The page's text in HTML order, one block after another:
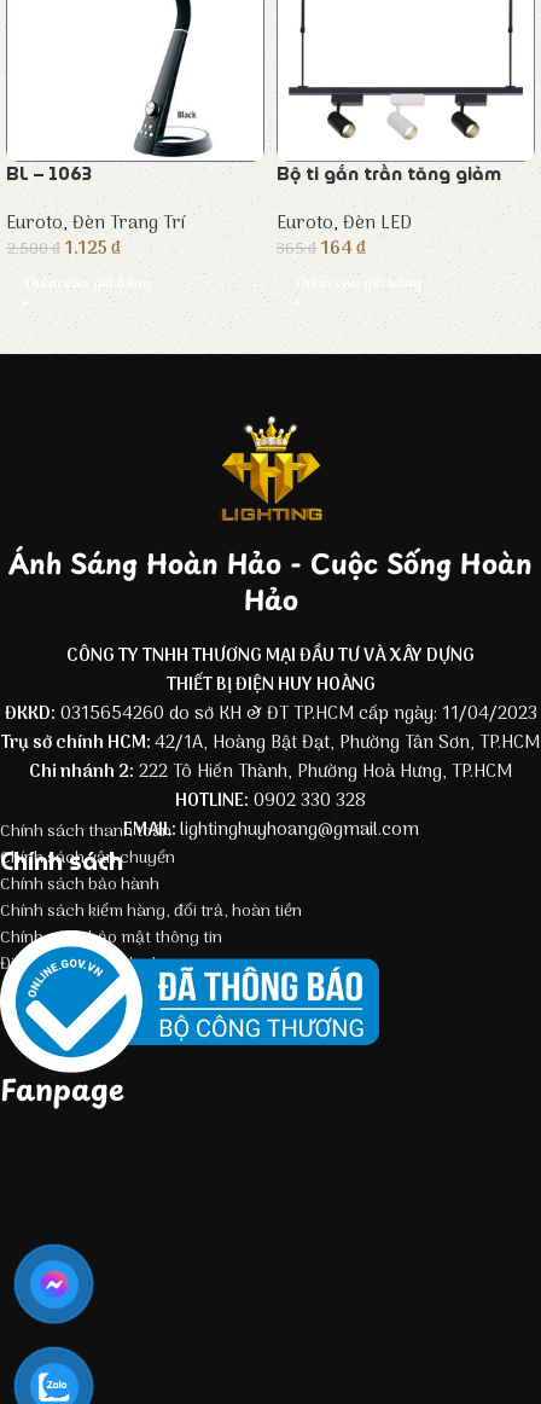
BL – 1063
Euroto,Đèn Trang Trí
2.500₫1.125₫
Thêm vào giỏ hàng
Bộ ti gắn trần tăng giảm
Euroto,Đèn LED
365₫164₫
Thêm vào giỏ hàng
Ánh Sáng Hoàn Hảo - Cuộc Sống Hoàn
Hảo
CÔNG TY TNHH THƯƠNG MẠI ĐẦU TƯ VÀ XÂY DỰNG
THIẾT BỊ ĐIỆN HUY HOÀNG
ĐKKD: 0315654260 do sở KH & ĐT TP.HCM cấp ngày: 11/04/2023
Trụ sở chính HCM:42/1A, Hoàng Bật Đạt, Phường Tân Sơn, TP.HCM
Chi nhánh 2: 222 Tô Hiến Thành, Phường Hoà Hưng, TP.HCM
HOTLINE: 0902 330 328
EMAIL:lightinghuyhoang@gmail.com
Chính sách
Chính sách thanh toán
Chính sách vận chuyển
Chính sách bảo hành
Chính sách kiểm hàng, đổi trả, hoàn tiền
Chính sách bảo mật thông tin
Điều kiện giao dịch chung
Fanpage